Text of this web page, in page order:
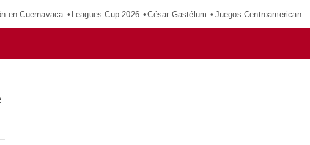
en Cuernavaca Leagues Cup 2026 César Gastélum Juegos Centroamericanos